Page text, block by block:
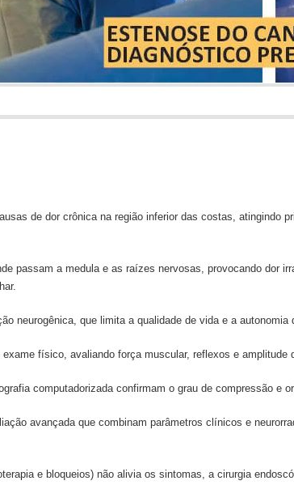
de dor crônica na região inferior das costas, atingindo
passam a medula e as raízes nervosas, provocando dor
neurogênica, que limita a qualidade de vida e a autonomia
físico, avaliando força muscular, reflexos e amplitude
computadorizada confirmam o grau de compressão e
avançada que combinam parâmetros clínicos e
e bloqueios) não alivia os sintomas, a cirurgia